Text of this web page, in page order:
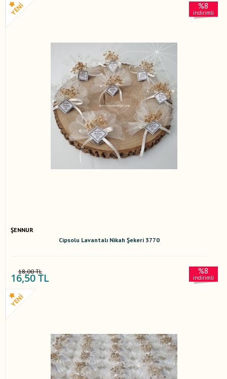
%8
indirimli
ŞENNUR
Cipsolu Lavantalı Nikah Şekeri 3770
18,00 TL
16,50 TL
%8
indirimli